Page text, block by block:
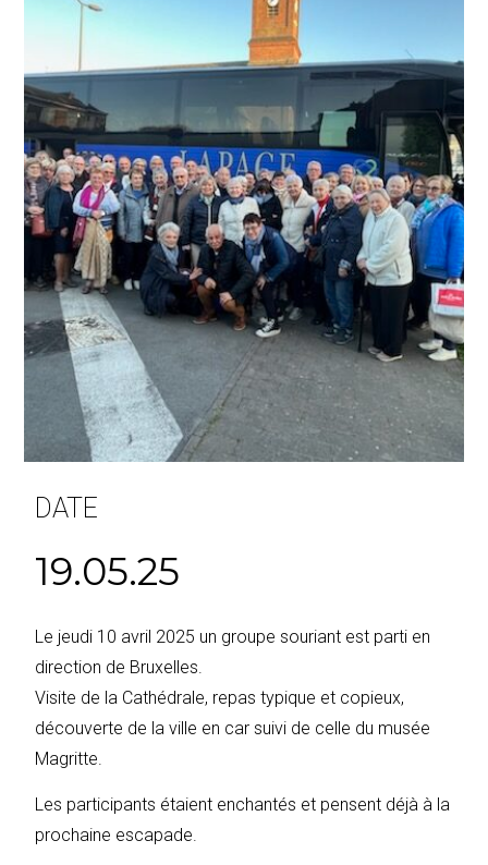
DATE
19.05.25
Le jeudi 10 avril 2025 un groupe souriant est parti en
direction de Bruxelles.
Visite de la Cathédrale, repas typique et copieux,
découverte de la ville en car suivi de celle du musée
Magritte.
Les participants étaient enchantés et pensent déjà à la
prochaine escapade.